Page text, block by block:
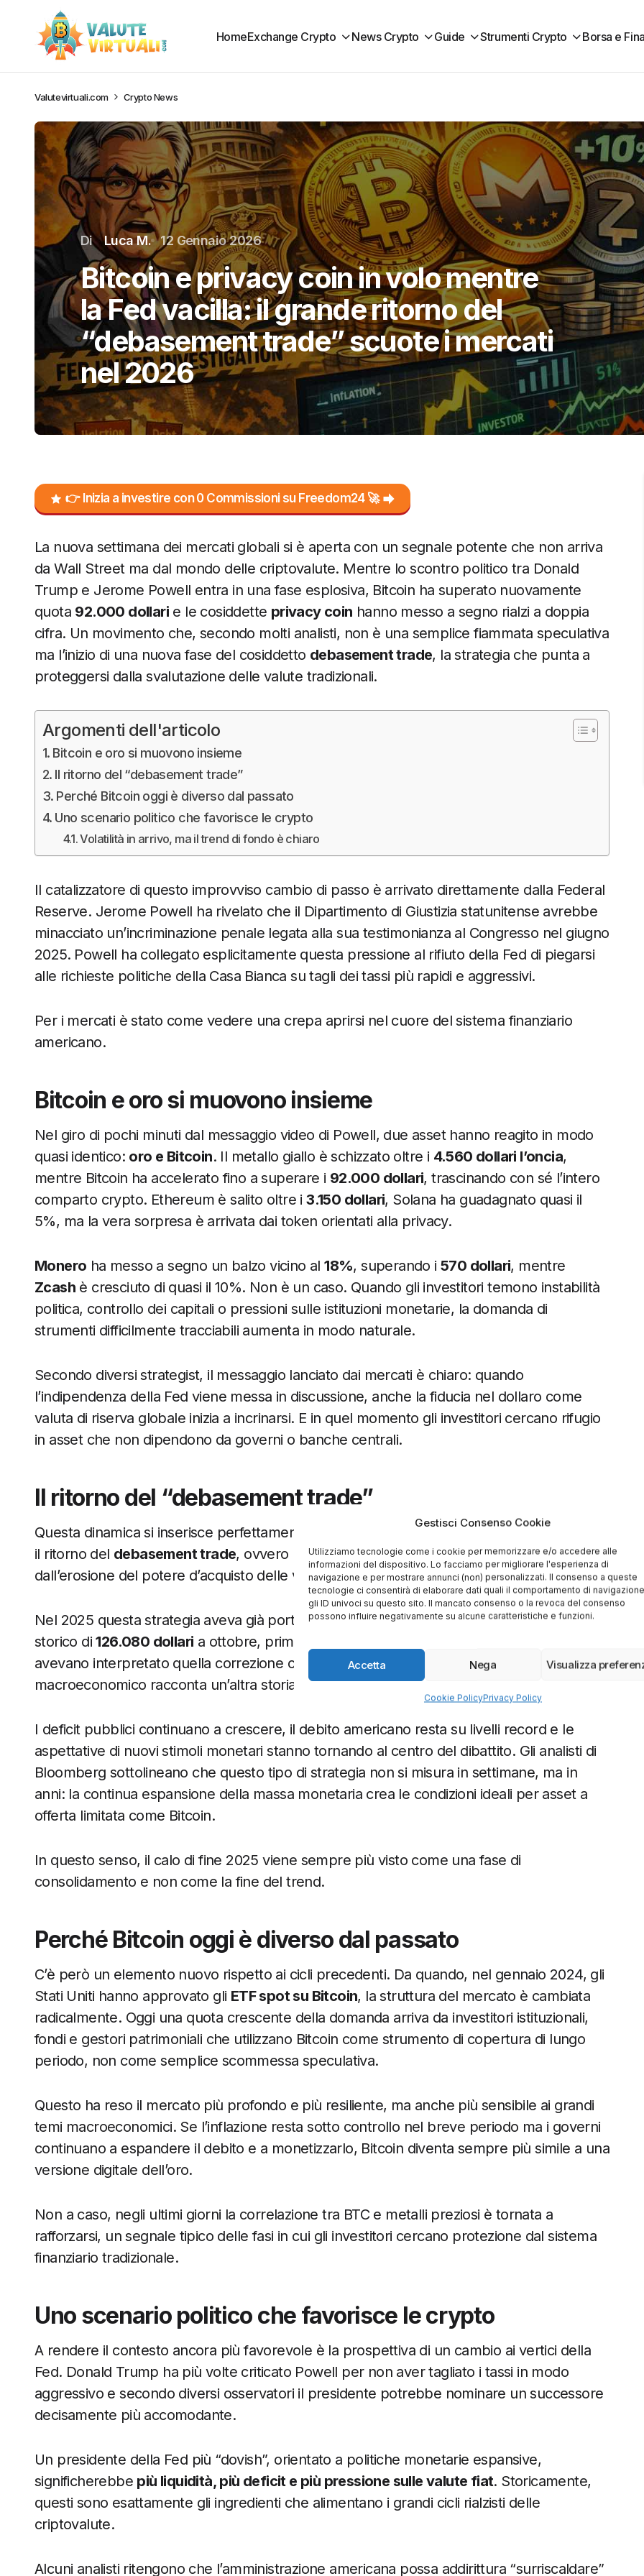
Gestisci Consenso Cookie
Utilizziamo tecnologie come i cookie per memorizzare e/o accedere alle
informazioni del dispositivo. Lo facciamo per migliorare l'esperienza di
navigazione e per mostrare annunci (non) personalizzati. Il consenso a queste
tecnologie ci consentirà di elaborare dati quali il comportamento di
gli ID univoci su questo sito. Il mancato consenso o la revoca del consenso
possono influire negativamente su alcune caratteristiche e funzioni.
Accetta Nega Visualizza
Cookie PolicyPrivacy Policy
HomeExchange Crypto News Crypto Guide Strumenti Crypto Borsa e
Valutevirtuali.com Crypto News
Di Luca M. 12 Gennaio 2026
Bitcoin e privacy coin in volo mentre
la Fed vacilla: il grande ritorno del
“debasement trade” scuote i mercati
nel 2026
👉 Inizia a investire con 0 Commissioni su Freedom24 🚀
La nuova settimana dei mercati globali si è aperta con un segnale potente che non arriva
da Wall Street ma dal mondo delle criptovalute. Mentre lo scontro politico tra Donald
Trump e Jerome Powell entra in una fase esplosiva, Bitcoin ha superato nuovamente
quota 92.000 dollari e le cosiddette privacy coin hanno messo a segno rialzi a doppia
cifra. Un movimento che, secondo molti analisti, non è una semplice fiammata speculativa
ma l’inizio di una nuova fase del cosiddetto debasement trade, la strategia che punta a
proteggersi dalla svalutazione delle valute tradizionali.
Argomenti dell'articolo
Bitcoin e oro si muovono insieme
Il ritorno del “debasement trade”
Perché Bitcoin oggi è diverso dal passato
Uno scenario politico che favorisce le crypto
Volatilità in arrivo, ma il trend di fondo è chiaro
Il catalizzatore di questo improvviso cambio di passo è arrivato direttamente dalla Federal
Reserve. Jerome Powell ha rivelato che il Dipartimento di Giustizia statunitense avrebbe
minacciato un’incriminazione penale legata alla sua testimonianza al Congresso nel giugno
2025. Powell ha collegato esplicitamente questa pressione al rifiuto della Fed di piegarsi
alle richieste politiche della Casa Bianca su tagli dei tassi più rapidi e aggressivi.
Per i mercati è stato come vedere una crepa aprirsi nel cuore del sistema finanziario
americano.
Bitcoin e oro si muovono insieme
Nel giro di pochi minuti dal messaggio video di Powell, due asset hanno reagito in modo
quasi identico: oro e Bitcoin. Il metallo giallo è schizzato oltre i 4.560 dollari l’oncia,
mentre Bitcoin ha accelerato fino a superare i 92.000 dollari, trascinando con sé l’intero
comparto crypto. Ethereum è salito oltre i3.150 dollari, Solana ha guadagnato quasi il
5%, ma la vera sorpresa è arrivata dai token orientati alla privacy.
Monero ha messo a segno un balzo vicino al18%, superando i570 dollari, mentre
Zcash è cresciuto di quasi il 10%. Non è un caso. Quando gli investitori temono instabilità
politica, controllo dei capitali o pressioni sulle istituzioni monetarie, la domanda di
strumenti difficilmente tracciabili aumenta in modo naturale.
Secondo diversi strategist, il messaggio lanciato dai mercati è chiaro: quando
l’indipendenza della Fed viene messa in discussione, anche la fiducia nel dollaro come
valuta di riserva globale inizia a incrinarsi. E in quel momento gli investitori cercano rifugio
in asset che non dipendono da governi o banche centrali.
Il ritorno del “debasement trade”
Questa dinamica si inserisce perfettamente in una narrativa più ampia che domina il 2026:
il ritorno del debasement trade, ovvero la corsa verso asset scarsi per proteggersi
dall’erosione del potere d’acquisto delle valute fiat.
Nel 2025 questa strategia aveva già portato l’oro su nuovi massimi e Bitcoin fino al record
storico di126.080 dollari a ottobre, prima del violento crollo dell’ultimo trimestre. Molti
avevano interpretato quella correzione come la fine del ciclo. Oggi, però, il quadro
macroeconomico racconta un’altra storia.
I deficit pubblici continuano a crescere, il debito americano resta su livelli record e le
aspettative di nuovi stimoli monetari stanno tornando al centro del dibattito. Gli analisti di
Bloomberg sottolineano che questo tipo di strategia non si misura in settimane, ma in
anni: la continua espansione della massa monetaria crea le condizioni ideali per asset a
offerta limitata come Bitcoin.
In questo senso, il calo di fine 2025 viene sempre più visto come una fase di
consolidamento e non come la fine del trend.
Perché Bitcoin oggi è diverso dal passato
C’è però un elemento nuovo rispetto ai cicli precedenti. Da quando, nel gennaio 2024, gli
Stati Uniti hanno approvato gli ETF spot su Bitcoin, la struttura del mercato è cambiata
radicalmente. Oggi una quota crescente della domanda arriva da investitori istituzionali,
fondi e gestori patrimoniali che utilizzano Bitcoin come strumento di copertura di lungo
periodo, non come semplice scommessa speculativa.
Questo ha reso il mercato più profondo e più resiliente, ma anche più sensibile ai grandi
temi macroeconomici. Se l’inflazione resta sotto controllo nel breve periodo ma i governi
continuano a espandere il debito e a monetizzarlo, Bitcoin diventa sempre più simile a una
versione digitale dell’oro.
Non a caso, negli ultimi giorni la correlazione tra BTC e metalli preziosi è tornata a
rafforzarsi, un segnale tipico delle fasi in cui gli investitori cercano protezione dal sistema
finanziario tradizionale.
Uno scenario politico che favorisce le crypto
A rendere il contesto ancora più favorevole è la prospettiva di un cambio ai vertici della
Fed. Donald Trump ha più volte criticato Powell per non aver tagliato i tassi in modo
aggressivo e secondo diversi osservatori il presidente potrebbe nominare un successore
decisamente più accomodante.
Un presidente della Fed più “dovish”, orientato a politiche monetarie espansive,
significherebbe più liquidità, più deficit e più pressione sulle valute fiat. Storicamente,
questi sono esattamente gli ingredienti che alimentano i grandi cicli rialzisti delle
criptovalute.
Alcuni analisti ritengono che l’amministrazione americana possa addirittura “surriscaldare”